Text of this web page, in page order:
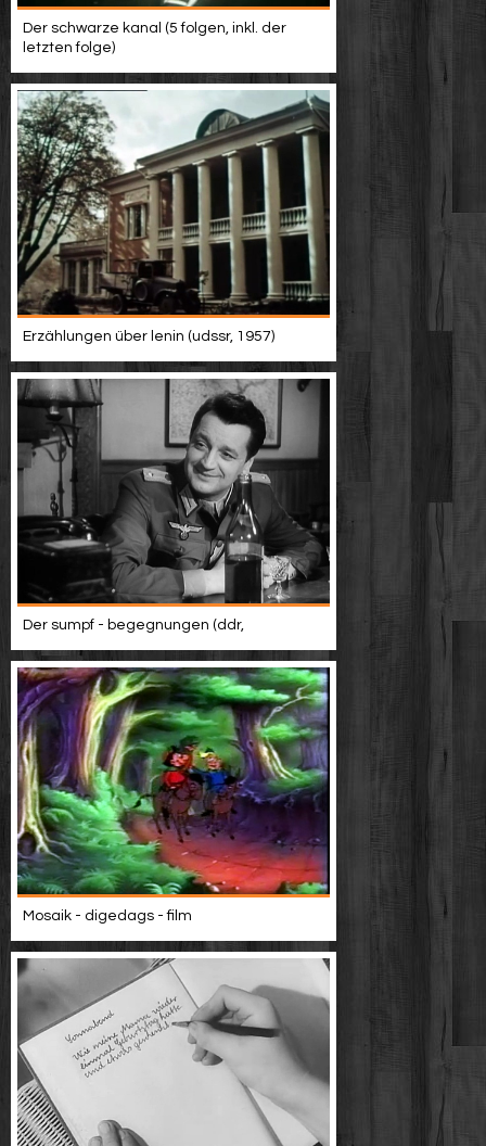
Der schwarze kanal (5 folgen, inkl. der
letzten folge)
Erzählungen über lenin (udssr, 1957)
Der sumpf - begegnungen (ddr,
Mosaik - digedags - film